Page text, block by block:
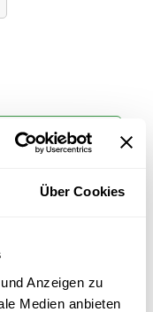
Über Cookies
Anzeigen zu
Medien anbieten
Angebot
anfordern